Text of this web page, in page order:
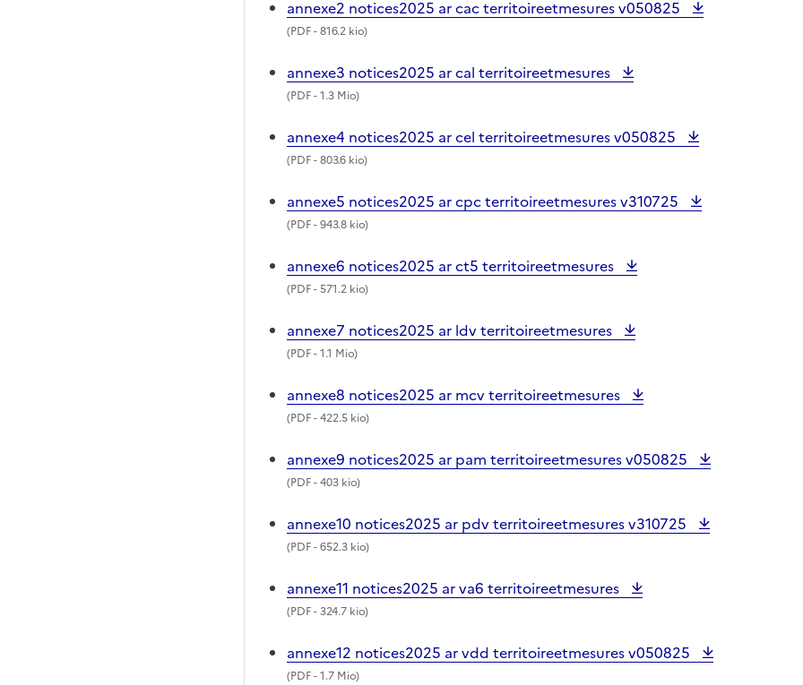
annexe2 notices2025 ar cac territoireetmesures v050825
(PDF- 816.2 kio)
annexe3 notices2025 ar cal territoireetmesures
(PDF- 1.3 Mio)
annexe4 notices2025 ar cel territoireetmesures v050825
(PDF- 803.6 kio)
annexe5 notices2025 ar cpc territoireetmesures v310725
(PDF- 943.8 kio)
annexe6 notices2025 ar ct5 territoireetmesures
(PDF- 571.2 kio)
annexe7 notices2025 ar ldv territoireetmesures
(PDF- 1.1 Mio)
annexe8 notices2025 ar mcv territoireetmesures
(PDF- 422.5 kio)
annexe9 notices2025 ar pam territoireetmesures v050825
(PDF- 403 kio)
annexe10 notices2025 ar pdv territoireetmesures v310725
(PDF- 652.3 kio)
annexe11 notices2025 ar va6 territoireetmesures
(PDF- 324.7 kio)
annexe12 notices2025 ar vdd territoireetmesures v050825
(PDF- 1.7 Mio)